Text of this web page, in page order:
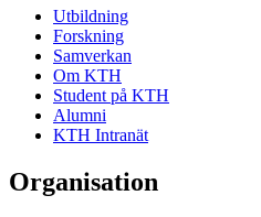
Utbildning
Forskning
Samverkan
Om KTH
Student på KTH
Alumni
KTH Intranät
Organisation